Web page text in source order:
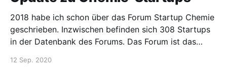
2018 habe ich schon über das Forum Startup Chemie
geschrieben. Inzwischen befinden sich 308 Startups
in der Datenbank des Forums. Das Forum ist das
GDCh, Hightech Gründerfonds, BAND, dem
12 Sep. 2020